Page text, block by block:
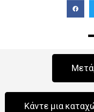
Κάντε μια